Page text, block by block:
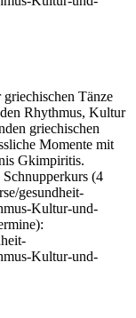
Tänze
Rhythmus, Kultur
griechischen
Momente mit
Gkimpiritis.
(4
gesundheit-
Kultur-und-
Kultur-und-